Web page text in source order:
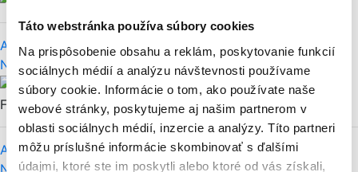
Táto webstránka používa súbory cookies
Na prispôsobenie obsahu a reklám, poskytovanie funkcií
sociálnych médií a analýzu návštevnosti používame
súbory cookie. Informácie o tom, ako používate naše
webové stránky, poskytujeme aj našim partnerom v
oblasti sociálnych médií, inzercie a analýzy. Títo partneri
môžu príslušné informácie skombinovať s ďalšími
údajmi, ktoré ste im poskytli alebo ktoré od vás získali,
Ako vytvoriť QR kód? Rýchly návod
Nezaradené
Monika
Floreková
Ako skenovať QR kód do mobilu? Rýchly návod